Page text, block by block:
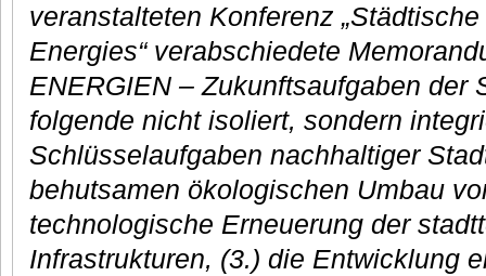
veranstalteten Konferenz
Energies“ verabschiedete
ENERGIEN – Zukunftsaufgaben der
folgende nicht isoliert, sondern
Schlüsselaufgaben nachhaltiger
behutsamen ökologischen Umbau
technologische Erneuerung der
Infrastrukturen, (3.) die Entwicklung